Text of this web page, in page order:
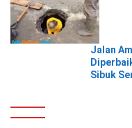
Jalan
Sibuk